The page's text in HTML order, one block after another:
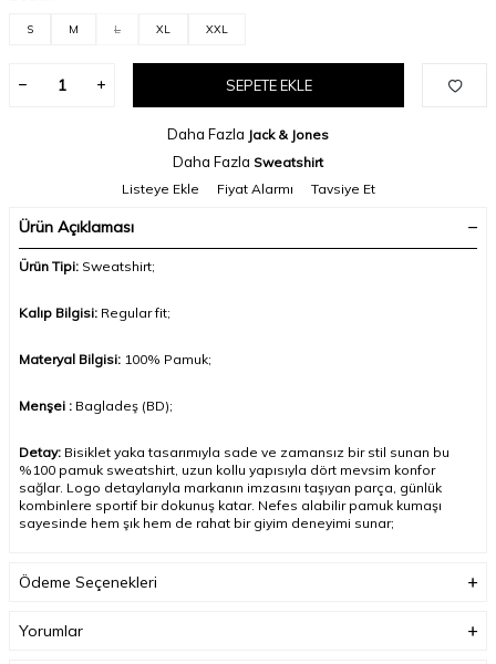
S M L XL XXL
SEPETE EKLE
Daha Fazla Jack & Jones
Daha Fazla Sweatshirt
Listeye Ekle
Fiyat Alarmı Tavsiye Et
Ürün Açıklaması
Ürün Tipi: Sweatshirt;
Kalıp Bilgisi: Regular fit;
Materyal Bilgisi: 100% Pamuk;
Menşei : Bagladeş (BD);
Detay: Bisiklet yaka tasarımıyla sade ve zamansız bir stil sunan bu
%100 pamuk sweatshirt, uzun kollu yapısıyla dört mevsim konfor
sağlar. Logo detaylarıyla markanın imzasını taşıyan parça, günlük
kombinlere sportif bir dokunuş katar. Nefes alabilir pamuk kumaşı
sayesinde hem şık hem de rahat bir giyim deneyimi sunar;
Ödeme Seçenekleri
Yorumlar